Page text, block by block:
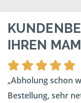
IHREN
Abholung schon
Bestellung, sehr